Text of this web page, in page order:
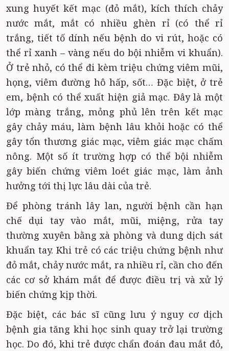
xung huyết kết mạc (đỏ mắt), kích thích chảy
nước mắt, mắt có nhiều ghèn rỉ (có thể rỉ
trắng, tiết tố dính nếu bệnh do vi rút, hoặc có
thể rỉ xanh – vàng nếu do bội nhiễm vi khuẩn).
Ở trẻ nhỏ, có thể đi kèm triệu chứng viêm mũi,
họng, viêm đường hô hấp, sốt… Đặc biệt, ở trẻ
em, bệnh có thể xuất hiện giả mạc. Đây là một
lớp màng trắng, mỏng phủ lên trên kết mạc
gây chảy máu, làm bệnh lâu khỏi hoặc có thể
gây tổn thương giác mạc, viêm giác mạc chấm
nông. Một số ít trường hợp có thể bội nhiễm
gây biến chứng viêm loét giác mạc, làm ảnh
hưởng tới thị lực lâu dài của trẻ.
Để phòng tránh lây lan, người bệnh cần hạn
chế dụi tay vào mắt, mũi, miệng, rửa tay
thường xuyên bằng xà phòng và dung dịch sát
khuẩn tay. Khi trẻ có các triệu chứng bệnh như
đỏ mắt, chảy nước mắt, ra nhiều rỉ, cần cho đến
các cơ sở khám mắt để được điều trị và xử lý
biến chứng kịp thời.
Đặc biệt, các bác sĩ cũng lưu ý nguy cơ dịch
bệnh gia tăng khi học sinh quay trở lại trường
học. Do đó, khi trẻ được chẩn đoán đau mắt đỏ,